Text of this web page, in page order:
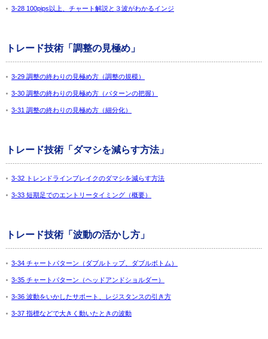
3-28 100pips以上、チャート解説と３波がわかるインジ
トレード技術「調整の見極め」
3-29 調整の終わりの見極め方（調整の規模）
3-30 調整の終わりの見極め方（パターンの把握）
3-31 調整の終わりの見極め方（細分化）
トレード技術「ダマシを減らす方法」
3-32 トレンドラインブレイクのダマシを減らす方法
3-33 短期足でのエントリータイミング（概要）
トレード技術「波動の活かし方」
3-34 チャートパターン（ダブルトップ、ダブルボトム）
3-35 チャートパターン（ヘッドアンドショルダー）
3-36 波動をいかしたサポート、レジスタンスの引き方
3-37 指標などで大きく動いたときの波動